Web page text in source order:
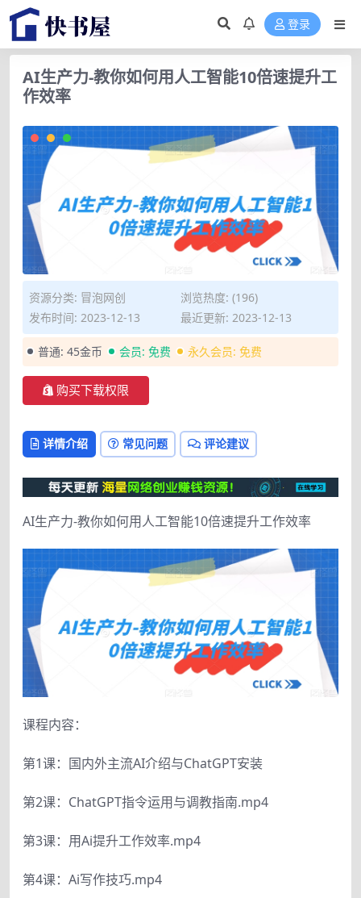
登录
AI生产力-教你如何用人工智能10倍速提升工
作效率
资源分类: 冒泡网创
浏览热度: (196)
发布时间: 2023-12-13
最近更新: 2023-12-13
普通: 45金币 会员: 免费 永久会员: 免费
购买下载权限
详情介绍 常见问题 评论建议
AI生产力-教你如何用人工智能10倍速提升工作效率
课程内容：
第1课：国内外主流AI介绍与ChatGPT安装
第2课：ChatGPT指令运用与调教指南.mp4
第3课：用Ai提升工作效率.mp4
第4课：Ai写作技巧.mp4